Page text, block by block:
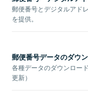
郵便番号とデジタルアド
を提供。
郵便番号データのダウ
各種データのダウンロー
更新）